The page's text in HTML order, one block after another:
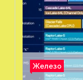
Железо